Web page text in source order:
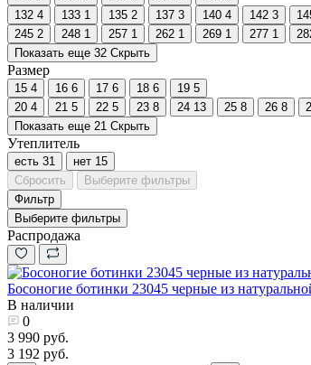
132 4 133 1 135 2 137 3 140 4 142 3
245 2 248 1 257 1 262 1 269 1 277 1
Показать еще 32 Скрыть
Размер
15 4 16 6 17 6 18 6 19 5
20 4 21 5 22 5 23 8 24 13 25 8 26 8
Показать еще 21 Скрыть
Утеплитель
есть 31 нет 15
Сбросить
Выберите фильтры
Фильтр
Выберите фильтры
Распродажа
Босоногие ботинки 23045 черные из
В наличии
0
3 990 руб.
3 192 руб.